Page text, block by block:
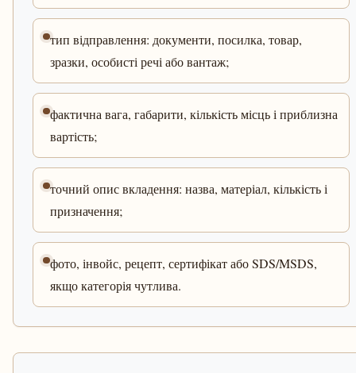
тип відправлення: документи, посилка, товар,
зразки, особисті речі або вантаж;
фактична вага, габарити, кількість місць і приблизна
вартість;
точний опис вкладення: назва, матеріал, кількість і
призначення;
фото, інвойс, рецепт, сертифікат або SDS/MSDS,
якщо категорія чутлива.